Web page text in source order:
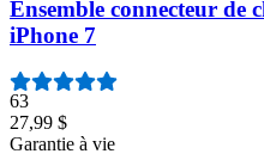
Ensemble connecteur
iPhone 7
63
27,99 $
Garantie à vie